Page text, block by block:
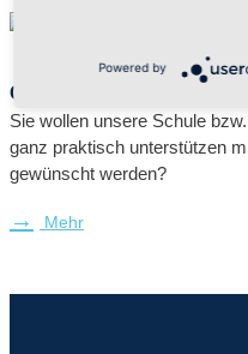
Geschenke, die ankommen
Sie wollen unsere Schule
ganz praktisch unterstützen
gewünscht werden?
Mehr
Powered by